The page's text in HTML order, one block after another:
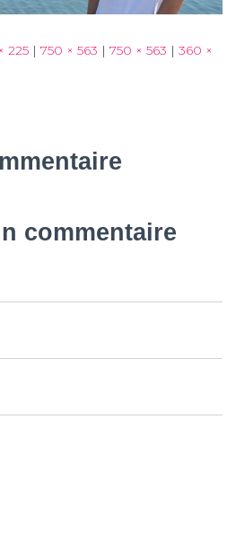
225 | 750 × 563 | 750 × 563 | 360 ×
commentaire